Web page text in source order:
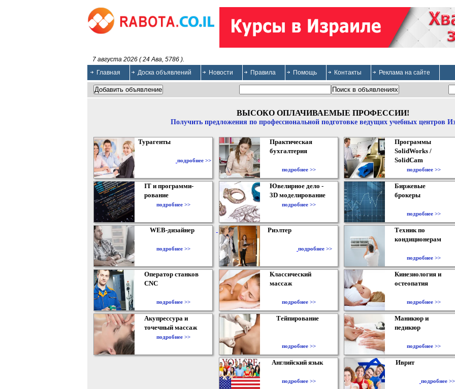
7 августа 2026 ( 24 Ава, 5786 ).
Главная
Доска объявлений Новости Правила Помощь Контакты Реклама на сайте
ВЫСОКО ОПЛАЧИВАЕМЫЕ ПРОФЕССИИ!
Получить предложения по профессиональной подготовке ведущих учебных центров
Турагенты
подробнее >>
Практическая
бухгалтерия
подробнее >>
Программы
SolidWorks /
SolidCam
подробнее >>
IT и программи-
рование
подробнее >>
Ювелирное дело -
3D моделирование
подробнее >>
Биржевые
брокеры
подробнее >>
WEB-дизайнер
подробнее >>
Риэлтер
подробнее >>
Техник по
кондиционерам
подробнее >>
Оператор станков
CNC
подробнее >>
Классический
массаж
подробнее >>
Кинезиология и
остеопатия
подробнее >>
Акупрессура и
точечный массаж
подробнее >>
Тейпирование
подробнее >>
Маникюр и
педикюр
подробнее >>
Английский язык
подробнее >>
Иврит
подробнее >>